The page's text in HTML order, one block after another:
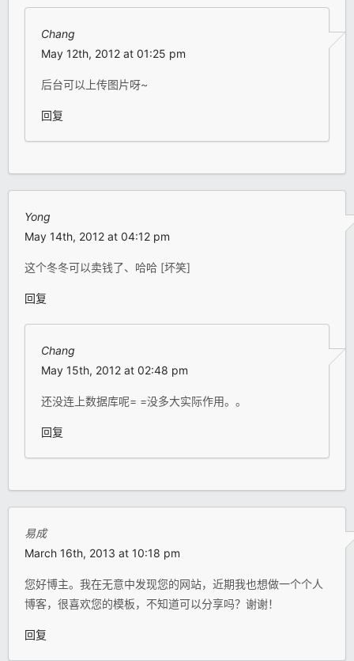
Chang
May 12th, 2012 at 01:25 pm
后台可以上传图片呀~
回复
Yong
May 14th, 2012 at 04:12 pm
这个冬冬可以卖钱了、哈哈 [坏笑]
回复
Chang
May 15th, 2012 at 02:48 pm
还没连上数据库呢= =没多大实际作用。。
回复
易成
March 16th, 2013 at 10:18 pm
您好博主。我在无意中发现您的网站，近期我也想做一个个人
博客，很喜欢您的模板，不知道可以分享吗？谢谢！
回复